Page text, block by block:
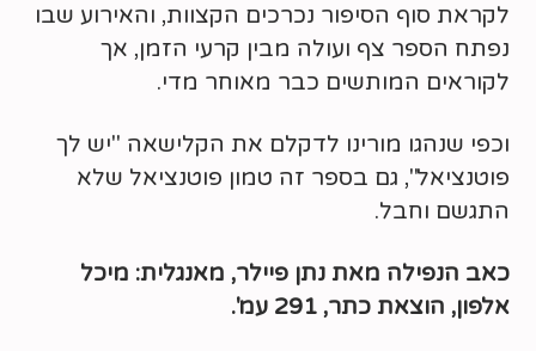
לקראת סוף הסיפור נכרכים הקצוות, והאירוע שבו
נפתח הספר צף ועולה מבין קרעי הזמן, אך
לקוראים המותשים כבר מאוחר מדי.
וכפי שנהגו מורינו לדקלם את הקלישאה "יש לך
פוטנציאל", גם בספר זה טמון פוטנציאל שלא
התגשם וחבל.
כאב הנפילה מאת נתן פיילר, מאנגלית: מיכל
אלפון, הוצאת כתר, 291 עמ'.